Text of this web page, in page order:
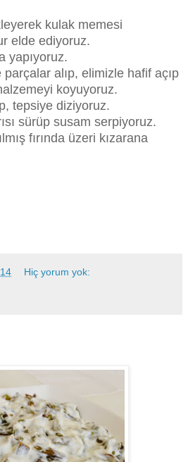
kulak memesi
elde ediyoruz.
yapıyoruz.
alıp, elimizle hafif açıp
koyuyoruz.
tepsiye diziyoruz.
sürüp susam serpiyoruz.
fırında üzeri kızarana
Hiç yorum yok: